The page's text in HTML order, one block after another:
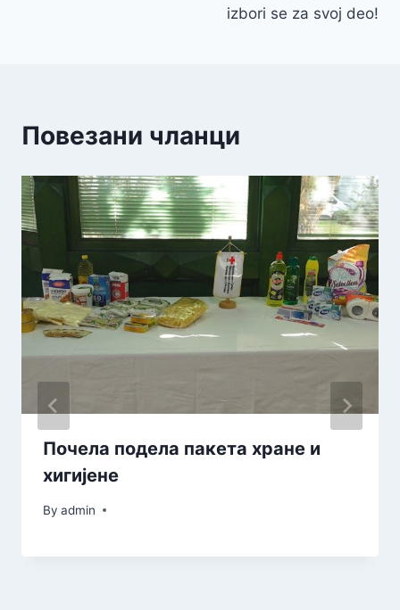
izbori se za svoj deo!
Повезани чланци
Почела подела пакета хране и
хигијене
By admin